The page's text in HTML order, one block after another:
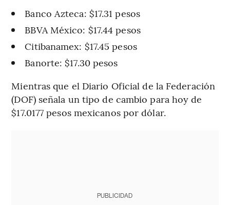
Banco Azteca: $17.31 pesos
BBVA México: $17.44 pesos
Citibanamex: $17.45 pesos
Banorte: $17.30 pesos
Mientras que el Diario Oficial de la Federación
(DOF) señala un tipo de cambio para hoy de
$17.0177 pesos mexicanos por dólar.
PUBLICIDAD